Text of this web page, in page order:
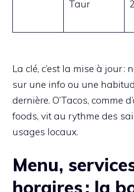
Taur
La clé, c’est la mise à jour :
sur une info ou une
dernière. O’Tacos, comme
foods, vit au rythme des
usages locaux.
Menu,
horaires : la